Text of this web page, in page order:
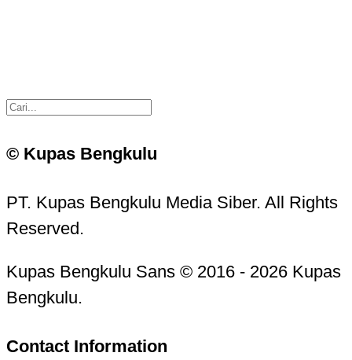
© Kupas Bengkulu
PT. Kupas Bengkulu Media Siber. All Rights
Reserved.
Kupas Bengkulu Sans © 2016 - 2026 Kupas
Bengkulu.
Contact Information